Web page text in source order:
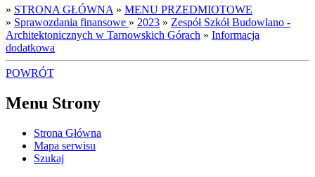
» STRONA GŁÓWNA » MENU PRZEDMIOTOWE
» Sprawozdania finansowe » 2023 » Zespół Szkół Budowlano -
Architektonicznych w Tarnowskich Górach » Informacja
dodatkowa
POWRÓT
Menu Strony
Strona Główna
Mapa serwisu
Szukaj